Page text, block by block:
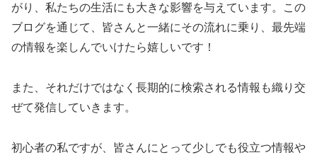
がり、私たちの生活にも大きな影響を与えています。この
ブログを通じて、皆さんと一緒にその流れに乗り、最先端
の情報を楽しんでいけたら嬉しいです！
また、それだけではなく長期的に検索される情報も織り交
ぜて発信していきます。
初心者の私ですが、皆さんにとって少しでも役立つ情報や